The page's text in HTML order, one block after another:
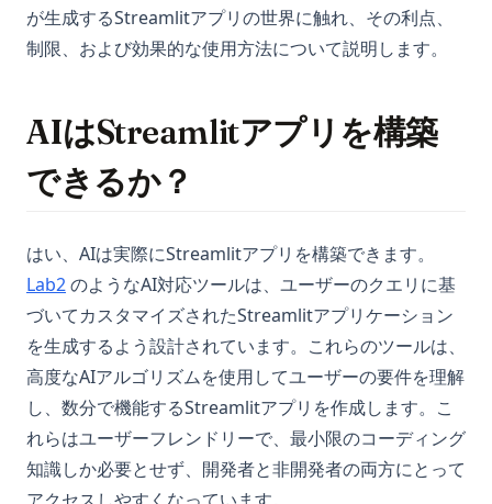
が生成するStreamlitアプリの世界に触れ、その利点、
制限、および効果的な使用方法について説明します。
AIはStreamlitアプリを構築
できるか？
はい、AIは実際にStreamlitアプリを構築できます。
Lab2(opens in a new tab)
のようなAI対応ツールは、ユーザーのクエリに基
づいてカスタマイズされたStreamlitアプリケーション
を生成するよう設計されています。これらのツールは、
高度なAIアルゴリズムを使用してユーザーの要件を理解
し、数分で機能するStreamlitアプリを作成します。こ
れらはユーザーフレンドリーで、最小限のコーディング
知識しか必要とせず、開発者と非開発者の両方にとって